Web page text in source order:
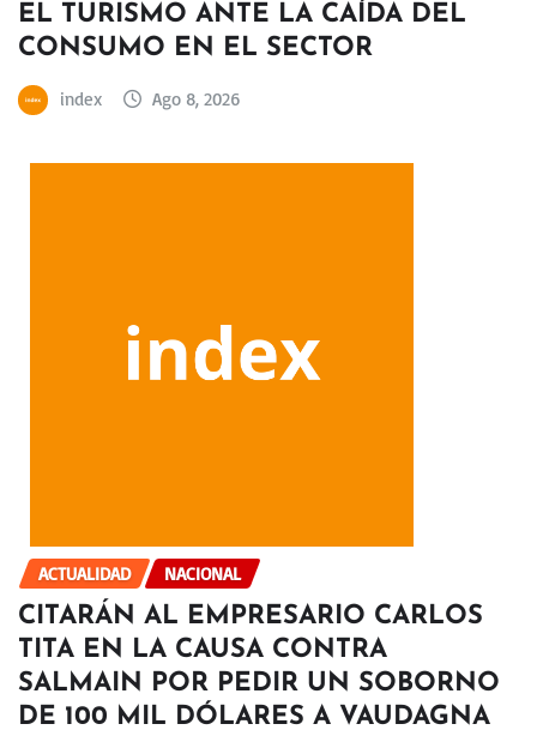
EL TURISMO ANTE LA CAÍDA DEL
CONSUMO EN EL SECTOR
index Ago 8, 2026
ACTUALIDAD NACIONAL
CITARÁN AL EMPRESARIO CARLOS
TITA EN LA CAUSA CONTRA
SALMAIN POR PEDIR UN SOBORNO
DE 100 MIL DÓLARES A VAUDAGNA